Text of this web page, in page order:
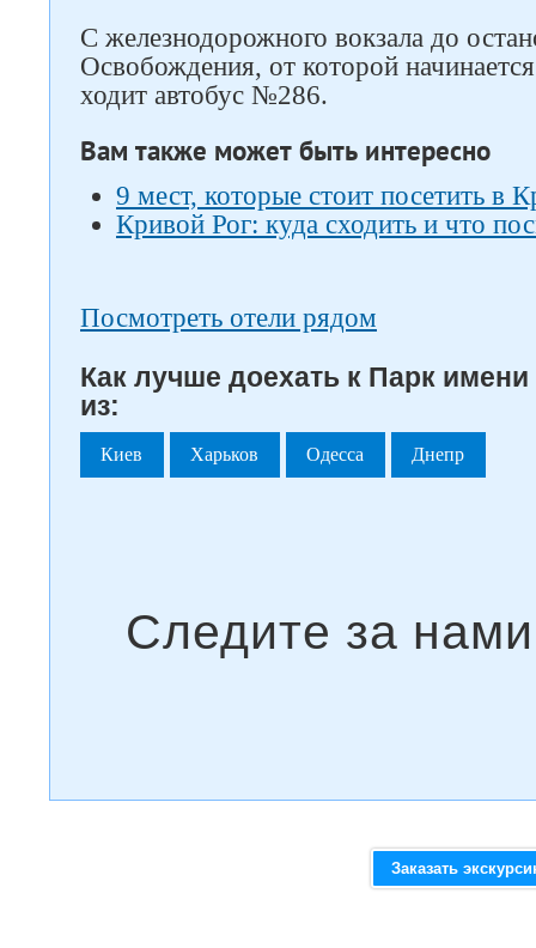
С железнодорожного вокзала до
Освобождения, от которой
ходит автобус №286.
Вам также может быть интересно
9 мест, которые стоит посетить в
Кривой Рог: куда сходить и что
Посмотреть отели рядом
Как лучше доехать к Парк
из:
Киев Харьков Одесса Днепр
Заказать